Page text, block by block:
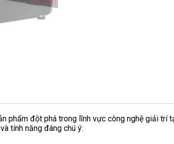
phẩm đột phá trong lĩnh vực công nghệ giải trí
tính năng đáng chú ý: